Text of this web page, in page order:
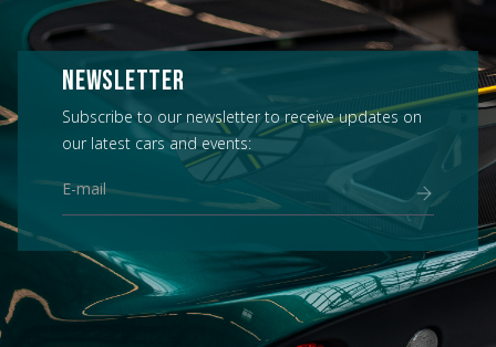
NEWSLETTER
Subscribe to our newsletter to receive updates on
our latest cars and events: